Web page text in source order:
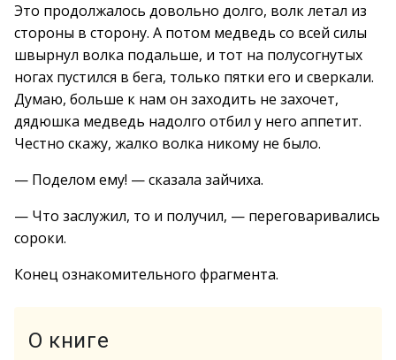
Это продолжалось довольно долго, волк летал из
стороны в сторону. А потом медведь со всей силы
швырнул волка подальше, и тот на полусогнутых
ногах пустился в бега, только пятки его и сверкали.
Думаю, больше к нам он заходить не захочет,
дядюшка медведь надолго отбил у него аппетит.
Честно скажу, жалко волка никому не было.
— Поделом ему! — сказала зайчиха.
— Что заслужил, то и получил, — переговаривались
сороки.
Конец ознакомительного фрагмента.
О книге